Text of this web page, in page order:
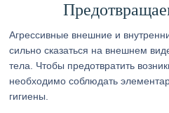
Агрессивные внешние и
сильно сказаться на внешнем
тела. Чтобы предотвратить
необходимо соблюдать
гигиены.